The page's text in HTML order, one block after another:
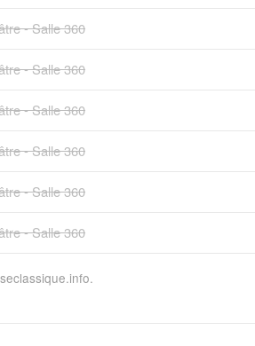
- Salle 360
- Salle 360
- Salle 360
- Salle 360
- Salle 360
- Salle 360